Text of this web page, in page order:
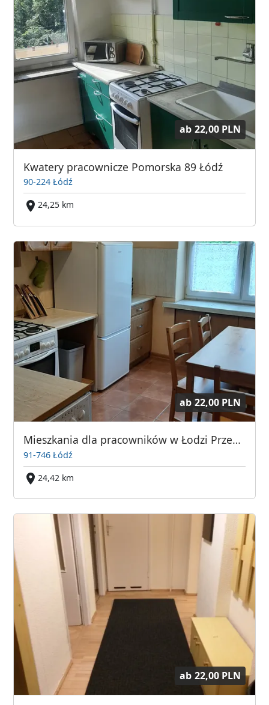
ab 22,00 PLN
Kwatery pracownicze Pomorska 89 Łódź
90-224 Łódź
24,25 km
ab 22,00 PLN
Mieszkania dla pracowników w Łodzi Przemysłowa 10
91-746 Łódź
24,42 km
ab 22,00 PLN